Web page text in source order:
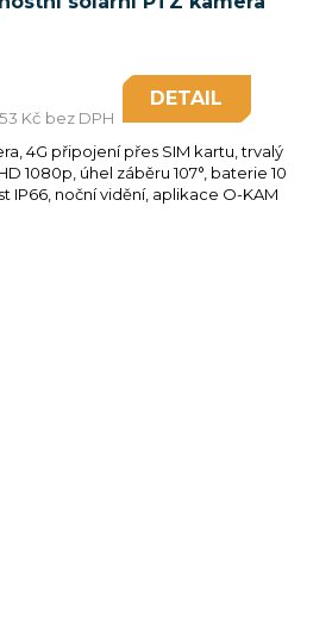
Kč bez DPH
DETAIL
4G připojení přes SIM kartu, trvalý
1080p, úhel záběru 107°, baterie 10
IP66, noční vidění, aplikace O-KAM